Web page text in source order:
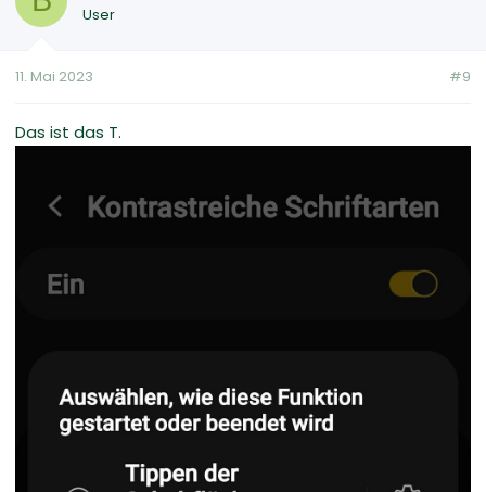
User
11. Mai 2023 #9
Das ist das T.